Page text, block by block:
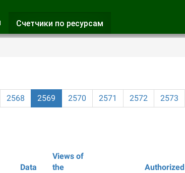
Счетчики по ресурсам
вкладка)
2568 2569 2570 2571 2572
2573
Data
Views of
the
Authorized